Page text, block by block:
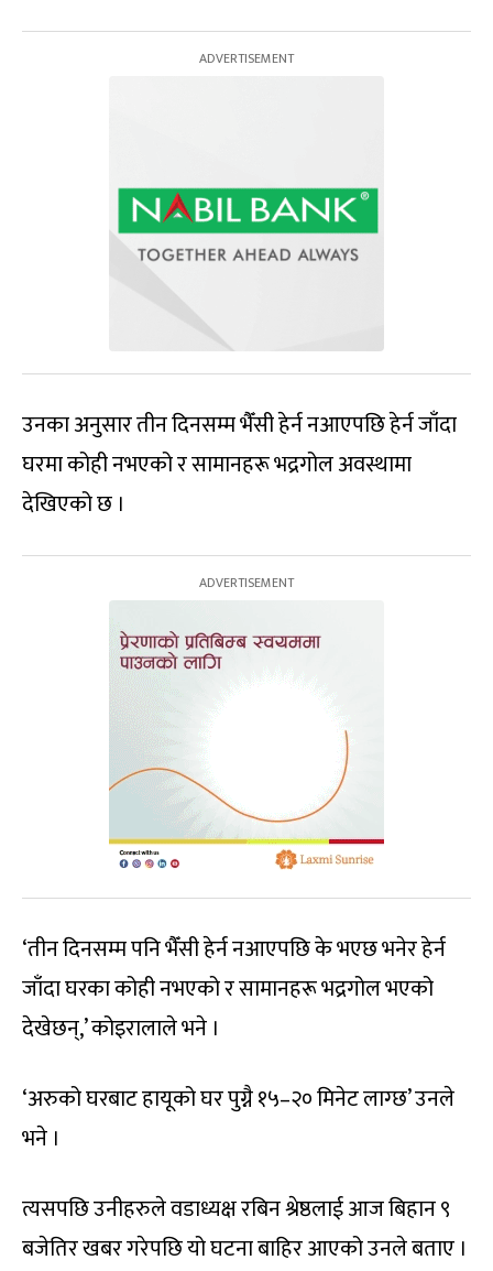
उनका अनुसार तीन दिनसम्म भैँसी हेर्न नआएपछि हेर्न जाँदा
घरमा कोही नभएको र सामानहरू भद्रगोल अवस्थामा
देखिएको छ ।
‘तीन दिनसम्म पनि भैँसी हेर्न नआएपछि के भएछ भनेर हेर्न
जाँदा घरका कोही नभएको र सामानहरू भद्रगोल भएको
देखेछन्,’ कोइरालाले भने ।
‘अरुको घरबाट हायूको घर पुग्नै १५–२० मिनेट लाग्छ’ उनले
भने ।
त्यसपछि उनीहरुले वडाध्यक्ष रबिन श्रेष्ठलाई आज बिहान ९
बजेतिर खबर गरेपछि यो घटना बाहिर आएको उनले बताए ।